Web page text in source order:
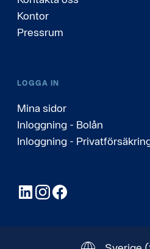
Kontor
Pressrum
LOGGA IN
Mina sidor
Inloggning - Bolån
Inloggning -
LinkedInInstagram